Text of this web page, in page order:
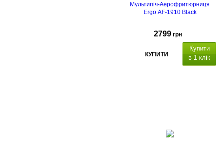
Мультипіч-Аерофритюрниця
Ergo AF-1910 Black
2799 грн
КУПИТИ
Купити
в 1 клік